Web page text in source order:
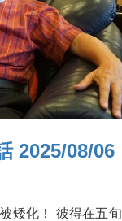
2025/08/06
矮化！ 彼得在五旬